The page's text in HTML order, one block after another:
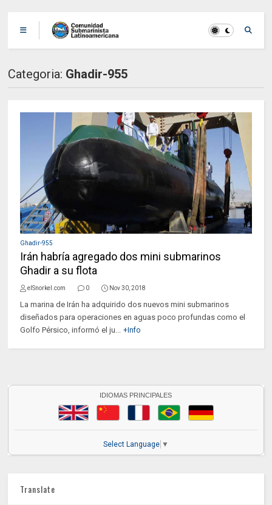
Categoria: Ghadir-955
Ghadir-955
Irán habría agregado dos mini submarinos
Ghadir a su flota
elSnorkel.com 0 Nov 30, 2018
La marina de Irán ha adquirido dos nuevos mini submarinos
diseñados para operaciones en aguas poco profundas como el
Golfo Pérsico, informó el ju... +Info
IDIOMAS PRINCIPALES
Select Language ▼
Translate